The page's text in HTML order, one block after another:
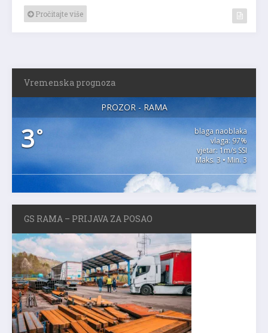
Pročitajte više
Vremenska prognoza
PROZOR - RAMA
3°
blaga naoblaka
vlaga: 97%
vjetar: 1m/s SSI
Maks. 3 • Min. 3
GS RAMA – PRIJAVA ZA POSAO